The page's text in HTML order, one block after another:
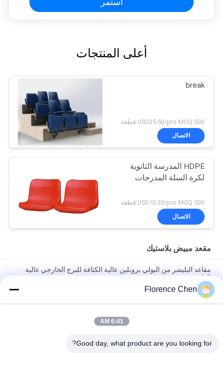
أعلى المنتجات
break
USD35-50/pcs MOQ:500 قطعة
الاتصال
HDPE المدرسة الثانوية
لكرة السلة المدرجات
USD10-20/pcs MOQ:500 قطعة
الاتصال
مقعد مبيض بلاستيك
مقاعد البليشر من البولي بروبلين عالية الكثافة للبرج الخارجي عالية
الظهر
ثابت في الهواء الطلق البلاستيك المبيض مقعد النار المانع / مقاعد ملعب
العشب الأخضر
مقاعد ملعب كرة القدم HDPE باللون الأزرق الداكن / مقاعد ملعب
Florence Chen
6:41 AM
Good day, what product are you looking for?